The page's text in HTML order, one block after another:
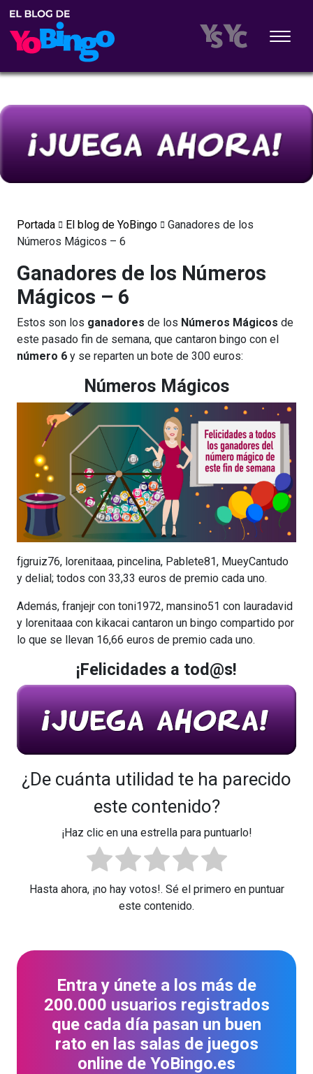
Portada El blog de YoBingo
Ganadores de los
Números Mágicos – 6
Ganadores de los Números
Mágicos – 6
Estos son los ganadores de los Números Mágicos de
este pasado fin de semana, que cantaron bingo con el
número 6 y se reparten un bote de 300 euros:
Números Mágicos
fjgruiz76, lorenitaaa, pincelina, Pablete81, MueyCantudo
y delial; todos con 33,33 euros de premio cada uno.
Además, franjejr con toni1972, mansino51 con lauradavid
y lorenitaaa con kikacai cantaron un bingo compartido por
lo que se llevan 16,66 euros de premio cada uno.
¡Felicidades a tod@s!
¿De cuánta utilidad te ha parecido
este contenido?
¡Haz clic en una estrella para puntuarlo!
Hasta ahora, ¡no hay votos!. Sé el primero en puntuar
este contenido.
Entra y únete a los más de
200.000 usuarios registrados
que cada día pasan un buen
rato en las salas de juegos
online de YoBingo.es